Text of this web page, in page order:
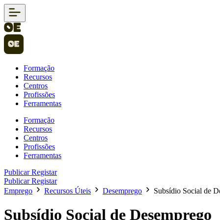
Formação
Recursos
Centros
Profissões
Ferramentas
Formação
Recursos
Centros
Profissões
Ferramentas
PublicarRegistar
PublicarRegistar
Emprego
Recursos Úteis Desemprego Subsídio Social de
Subsídio Social de Desemprego